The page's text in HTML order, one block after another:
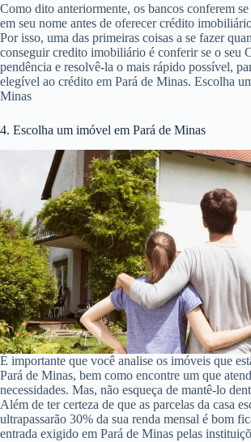
Como dito anteriormente, os bancos conferem
em seu nome antes de oferecer crédito
Por isso, uma das primeiras coisas a se fazer
conseguir credito imobiliário é conferir se o seu
pendência e resolvê-la o mais rápido possível,
elegível ao crédito em Pará de Minas. Escolha
Minas
4. Escolha um imóvel em Pará de Minas
É importante que você analise os imóveis que
Pará de Minas, bem como encontre um que
necessidades. Mas, não esqueça de mantê-lo
Além de ter certeza de que as parcelas da casa
ultrapassarão 30% da sua renda mensal é bom
entrada exigido em Pará de Minas pelas